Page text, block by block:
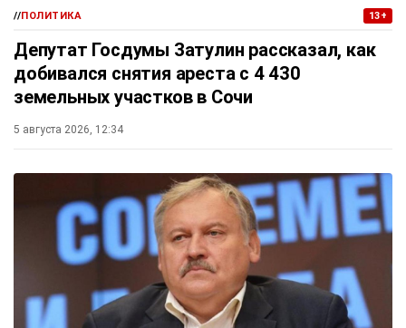
//ПОЛИТИКА 13+
Депутат Госдумы Затулин рассказал, как
добивался снятия ареста с 4 430
земельных участков в Сочи
5 августа 2026, 12:34